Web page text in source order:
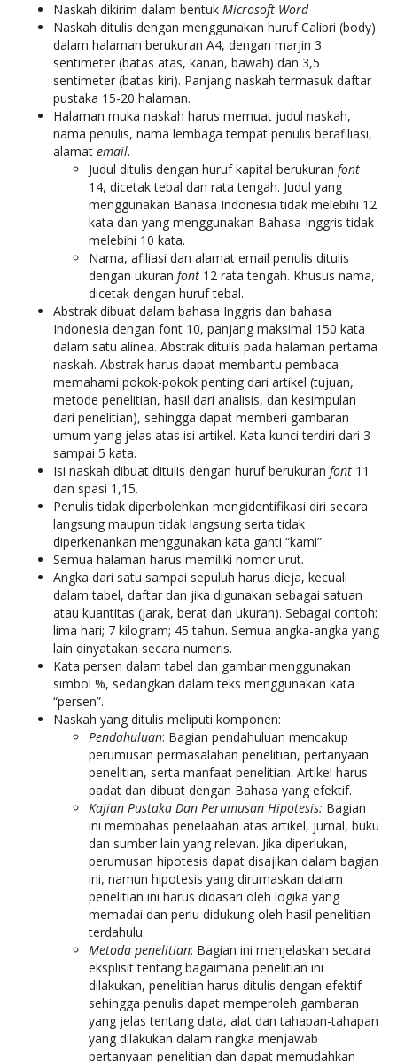
Naskah dikirim dalam bentuk Microsoft Word
Naskah ditulis dengan menggunakan huruf Calibri (body)
dalam halaman berukuran A4, dengan marjin 3
sentimeter (batas atas, kanan, bawah) dan 3,5
sentimeter (batas kiri). Panjang naskah termasuk daftar
pustaka 15-20 halaman.
Halaman muka naskah harus memuat judul naskah,
nama penulis, nama lembaga tempat penulis berafiliasi,
alamat email.
Judul ditulis dengan huruf kapital berukuran font
14, dicetak tebal dan rata tengah. Judul yang
menggunakan Bahasa Indonesia tidak melebihi 12
kata dan yang menggunakan Bahasa Inggris tidak
melebihi 10 kata.
Nama, afiliasi dan alamat email penulis ditulis
dengan ukuran font12 rata tengah. Khusus nama,
dicetak dengan huruf tebal.
Abstrak dibuat dalam bahasa Inggris dan bahasa
Indonesia dengan font 10, panjang maksimal 150 kata
dalam satu alinea. Abstrak ditulis pada halaman pertama
naskah. Abstrak harus dapat membantu pembaca
memahami pokok-pokok penting dari artikel (tujuan,
metode penelitian, hasil dari analisis, dan kesimpulan
dari penelitian), sehingga dapat memberi gambaran
umum yang jelas atas isi artikel. Kata kunci terdiri dari 3
sampai 5 kata.
Isi naskah dibuat ditulis dengan huruf berukuran font11
dan spasi 1,15.
Penulis tidak diperbolehkan mengidentifikasi diri secara
langsung maupun tidak langsung serta tidak
diperkenankan menggunakan kata ganti “kami”.
Semua halaman harus memiliki nomor urut.
Angka dari satu sampai sepuluh harus dieja, kecuali
dalam tabel, daftar dan jika digunakan sebagai satuan
atau kuantitas (jarak, berat dan ukuran). Sebagai contoh:
lima hari; 7 kilogram; 45 tahun. Semua angka-angka yang
lain dinyatakan secara numeris.
Kata persen dalam tabel dan gambar menggunakan
simbol %, sedangkan dalam teks menggunakan kata
“persen”.
Naskah yang ditulis meliputi komponen:
Pendahuluan: Bagian pendahuluan mencakup
perumusan permasalahan penelitian, pertanyaan
penelitian, serta manfaat penelitian. Artikel harus
padat dan dibuat dengan Bahasa yang efektif.
Kajian Pustaka Dan Perumusan Hipotesis: Bagian
ini membahas penelaahan atas artikel, jurnal, buku
dan sumber lain yang relevan. Jika diperlukan,
perumusan hipotesis dapat disajikan dalam bagian
ini, namun hipotesis yang dirumaskan dalam
penelitian ini harus didasari oleh logika yang
memadai dan perlu didukung oleh hasil penelitian
terdahulu.
Metoda penelitian: Bagian ini menjelaskan secara
eksplisit tentang bagaimana penelitian ini
dilakukan, penelitian harus ditulis dengan efektif
sehingga penulis dapat memperoleh gambaran
yang jelas tentang data, alat dan tahapan-tahapan
yang dilakukan dalam rangka menjawab
pertanyaan penelitian dan dapat memudahkan